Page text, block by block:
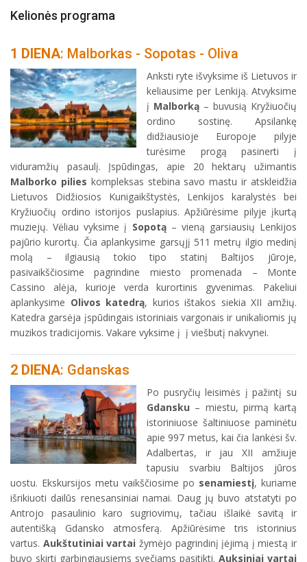
Kelionės programa
1 DIENA: Malborkas - Sopotas - Oliva
Anksti ryte išvyksime iš Lietuvos ir
keliausime per Lenkiją. Atvyksime
į Malborką– buvusią Kryžiuočių
ordino sostinę. Apsilankę
didžiausioje Europoje pilyje
turėsime progą pasinerti į
viduramžių pasaulį. Įspūdingas, apie 20 hektarų užimantis
Malborko pilies kompleksas stebina savo mastu ir atskleidžia
Lietuvos Didžiosios Kunigaikštystės, Lenkijos karalystės bei
Kryžiuočių ordino istorijos puslapius. Apžiūrėsime pilyje įkurtą
muziejų. Vėliau vyksime į Sopotą– vieną garsiausių Lenkijos
pajūrio kurortų. Čia aplankysime garsųjį 511 metrų ilgio medinį
molą – ilgiausią tokio tipo statinį Baltijos jūroje,
pasivaikščiosime pagrindine miesto promenada – Monte
Cassino alėja, kurioje verda kurortinis gyvenimas. Pakeliui
aplankysime Olivos katedrą, kurios ištakos siekia XII amžių.
Katedra garsėja įspūdingais istoriniais vargonais ir unikaliomis jų
muzikos tradicijomis. Vakare vyksime į į viešbutį nakvynei.
2 DIENA: Gdanskas
Po pusryčių leisimės į pažintį su
Gdansku – miestu, pirmą kartą
istoriniuose šaltiniuose paminėtu
apie 997 metus, kai čia lankėsi šv.
Adalbertas, ir jau XII amžiuje
tapusiu svarbiu Baltijos jūros
uostu. Ekskursijos metu vaikščiosime po senamiestį, kuriame
išrikiuoti dailūs renesansiniai namai. Daug jų buvo atstatyti po
Antrojo pasaulinio karo sugriovimų, tačiau išlaikė savitą ir
autentišką Gdansko atmosferą. Apžiūrėsime tris istorinius
vartus. Aukštutiniai vartai žymėjo pagrindinį įėjimą į miestą ir
buvo skirti garbingiausiems svečiams pasitikti. Auksiniai vartai